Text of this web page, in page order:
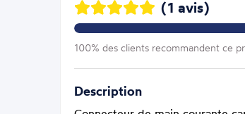
(1 avis)
100% des clients recommandent ce
Description